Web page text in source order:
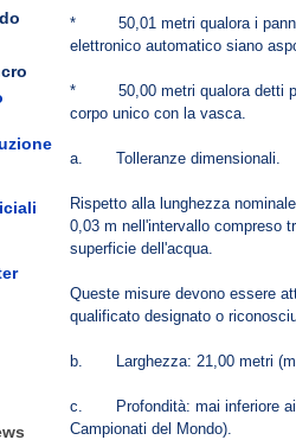
* 50,01 metri qualora i
elettronico automatico siano
* 50,00 metri qualora detti
corpo unico con la vasca.
a. Tolleranze dimensionali.
Rispetto alla lunghezza
0,03 m nell'intervallo compreso
superficie dell'acqua.
Queste misure devono essere
qualificato designato o
b. Larghezza: 21,00 metri
c. Profondità: mai inferiore ai
Campionati del Mondo).